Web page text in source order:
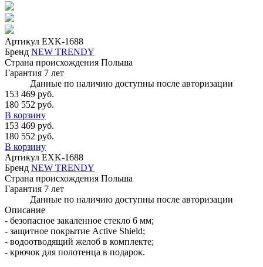
Артикул EXK-1688
Бренд NEW TRENDY
Страна происхождения Польша
Гарантия 7 лет
Данные по наличию доступны после авторизации
153 469 руб.
180 552 руб.
В корзину
153 469 руб.
180 552 руб.
В корзину
Артикул EXK-1688
Бренд NEW TRENDY
Страна происхождения Польша
Гарантия 7 лет
Данные по наличию доступны после авторизации
Описание
- безопасное закаленное стекло 6 мм;
- защитное покрытие Active Shield;
- водоотводящий желоб в комплекте;
- крючок для полотенца в подарок.